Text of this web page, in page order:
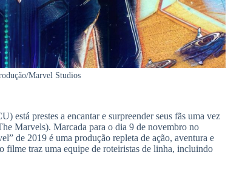
Marvel Studios
está prestes a encantar e surpreender seus fãs uma vez
Marvels). Marcada para o dia 9 de novembro no
de 2019 é uma produção repleta de ação, aventura e
traz uma equipe de roteiristas de linha, incluindo